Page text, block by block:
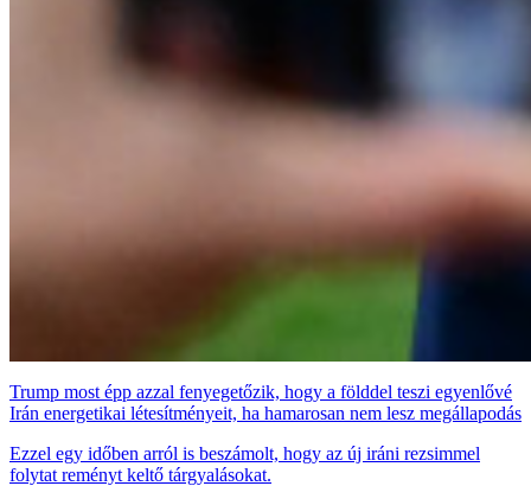
Trump most épp azzal fenyegetőzik, hogy a földdel teszi egyenlővé
Irán energetikai létesítményeit, ha hamarosan nem lesz megállapodás
Ezzel egy időben arról is beszámolt, hogy az új iráni rezsimmel
folytat reményt keltő tárgyalásokat.